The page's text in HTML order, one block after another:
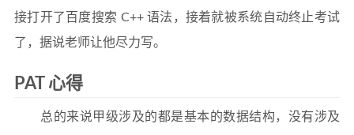
接打开了百度搜索 C++ 语法，接着就被系统自动终止考试
了，据说老师让他尽力写。
PAT 心得
总的来说甲级涉及的都是基本的数据结构，没有涉及